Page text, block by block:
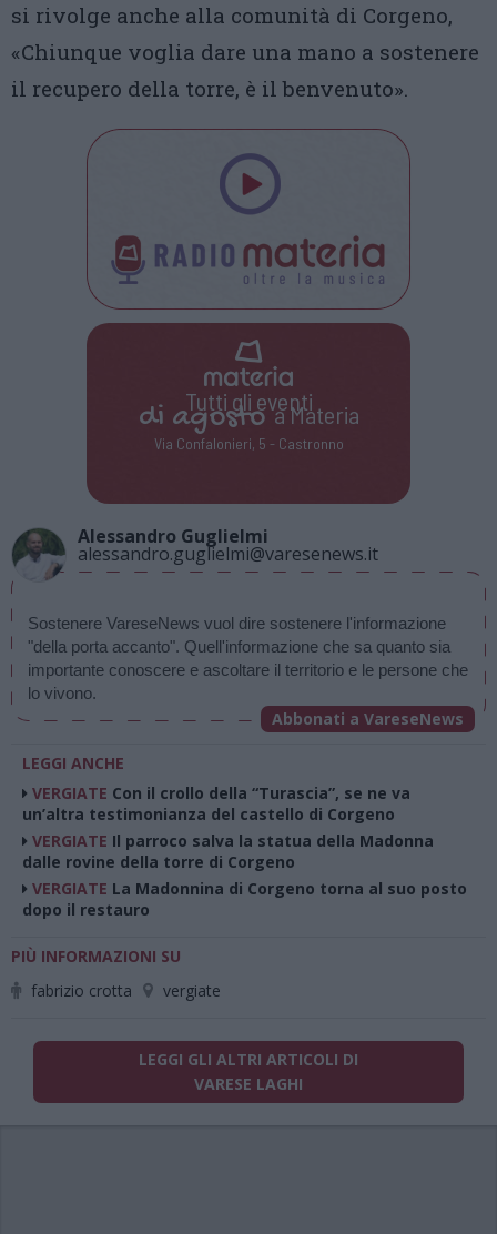
si rivolge anche alla comunità di Corgeno,
«Chiunque voglia dare una mano a sostenere
il recupero della torre, è il benvenuto».
Tutti gli eventi
di agostoa Materia
Via Confalonieri, 5 - Castronno
Alessandro Guglielmi
alessandro.guglielmi@varesenews.it
Sostenere VareseNews vuol dire sostenere l'informazione
"della porta accanto". Quell'informazione che sa quanto sia
importante conoscere e ascoltare il territorio e le persone che
lo vivono.
Abbonati a VareseNews
LEGGI ANCHE
VERGIATE Con il crollo della “Turascia”, se ne va
un’altra testimonianza del castello di Corgeno
VERGIATE Il parroco salva la statua della Madonna
dalle rovine della torre di Corgeno
VERGIATE La Madonnina di Corgeno torna al suo posto
dopo il restauro
PIÙ INFORMAZIONI SU
fabrizio crotta
vergiate
LEGGI GLI ALTRI ARTICOLI DI
VARESE LAGHI